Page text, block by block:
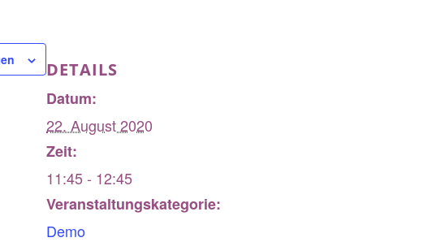
DETAILS
Datum:
22. August 2020
Zeit:
11:45 - 12:45
Veranstaltungskategorie:
Demo